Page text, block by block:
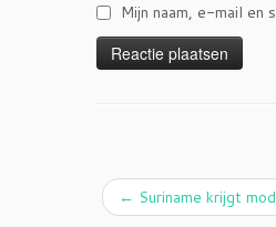
Mijn naam, e-mail en
← Suriname krijgt